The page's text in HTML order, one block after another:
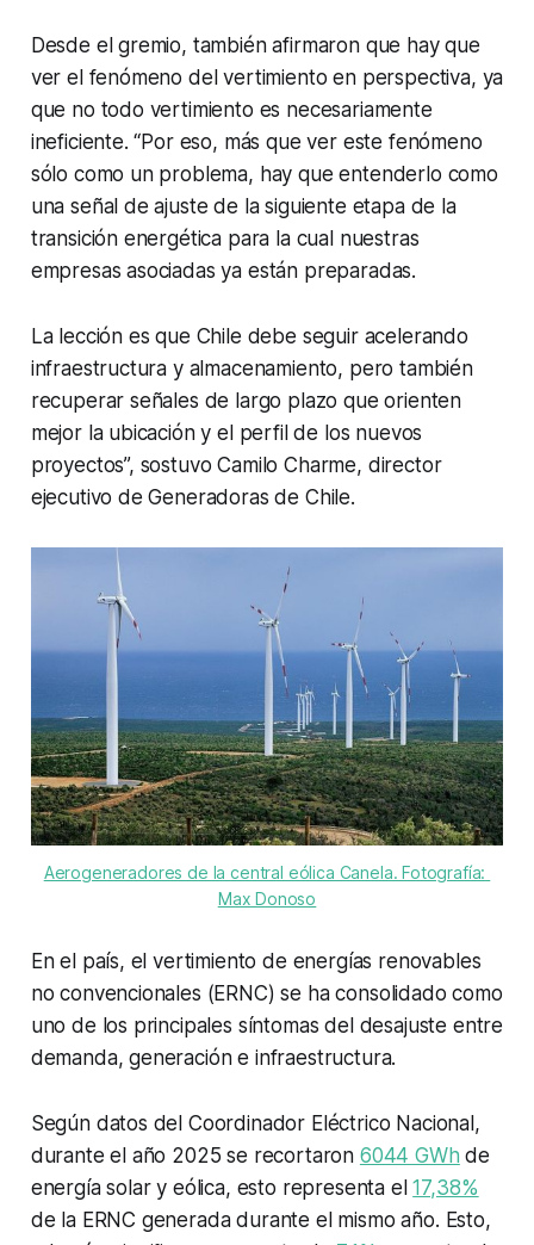
Desde el gremio, también afirmaron que hay que
ver el fenómeno del vertimiento en perspectiva, ya
que no todo vertimiento es necesariamente
ineficiente. “Por eso, más que ver este fenómeno
sólo como un problema, hay que entenderlo como
una señal de ajuste de la siguiente etapa de la
transición energética para la cual nuestras
empresas asociadas ya están preparadas.
La lección es que Chile debe seguir acelerando
infraestructura y almacenamiento, pero también
recuperar señales de largo plazo que orienten
mejor la ubicación y el perfil de los nuevos
proyectos”, sostuvo Camilo Charme, director
ejecutivo de Generadoras de Chile.
Aerogeneradores de la central eólica Canela. Fotografía:
Max Donoso
En el país, el vertimiento de energías renovables
no convencionales (ERNC) se ha consolidado como
uno de los principales síntomas del desajuste entre
demanda, generación e infraestructura.
Según datos del Coordinador Eléctrico Nacional,
durante el año 2025 se recortaron 6044 GWh de
energía solar y eólica, esto representa el17,38%
de la ERNC generada durante el mismo año. Esto,